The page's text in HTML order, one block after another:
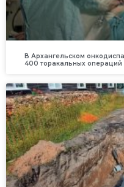
В Архангельском
400 торакальных операций